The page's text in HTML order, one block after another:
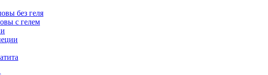
без геля
с гелем